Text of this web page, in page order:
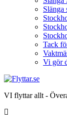
Slänga
Tack
Vi gör
VI flyttar allt -